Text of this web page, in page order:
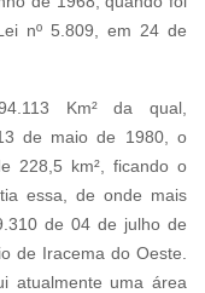
nº 5.809, em 24 de
Km² da qual,
de maio de 1980, o
228,5 km², ficando o
essa, de onde mais
de 04 de julho de
de Iracema do Oeste.
atualmente uma área